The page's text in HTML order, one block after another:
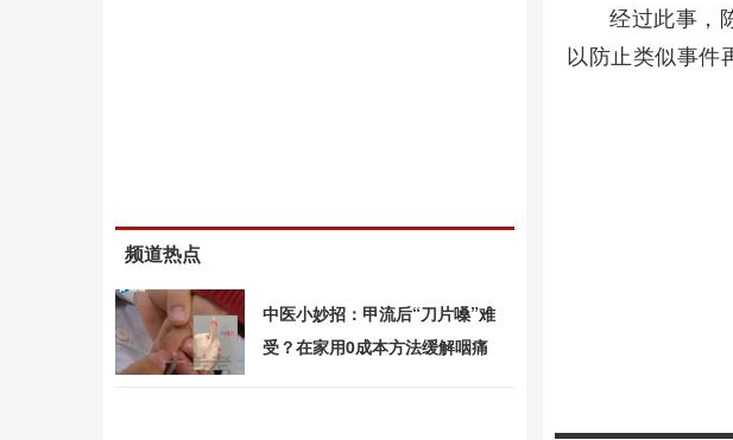
经过此事，
以防止类似事件
频道热点
中医小妙招：甲流后“刀片嗓”难
受？在家用0成本方法缓解咽痛